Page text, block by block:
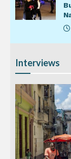
Interviews